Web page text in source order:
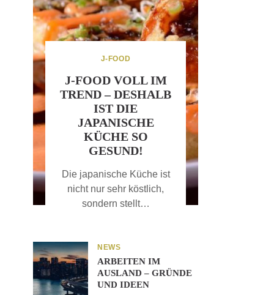
J-FOOD
J-FOOD VOLL IM
TREND – DESHALB
IST DIE
JAPANISCHE
KÜCHE SO
GESUND!
Die japanische Küche ist
nicht nur sehr köstlich,
sondern stellt…
NEWS
ARBEITEN IM
AUSLAND – GRÜNDE
UND IDEEN